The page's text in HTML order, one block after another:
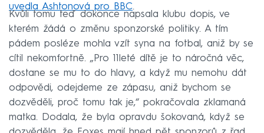
uvedla Ashtonová pro BBC.
Kvůli tomu teď dokonce napsala klubu dopis, ve
kterém žádá o změnu sponzorské politiky. A tím
pádem posléze mohla vzít syna na fotbal, aniž by se
cítil nekomfortně. „Pro 11leté dítě je to náročná věc,
dostane se mu to do hlavy, a když mu nemohu dát
odpovědi, odejdeme ze zápasu, aniž bychom se
dozvěděli, proč tomu tak je,“ pokračovala zklamaná
matka. Dodala, že byla opravdu šokovaná, když se